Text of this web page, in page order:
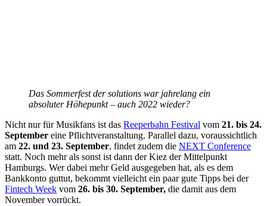
Das Sommerfest der solutions war jahrelang ein
absoluter Höhepunkt – auch 2022 wieder?
Nicht nur für Musikfans ist das Reeperbahn Festival vom 21. bis 24.
September eine Pflichtveranstaltung. Parallel dazu, voraussichtlich
am 22. und 23. September, findet zudem die NEXT Conference
statt. Noch mehr als sonst ist dann der Kiez der Mittelpunkt
Hamburgs. Wer dabei mehr Geld ausgegeben hat, als es dem
Bankkonto guttut, bekommt vielleicht ein paar gute Tipps bei der
Fintech Week vom 26. bis 30. September, die damit aus dem
November vorrückt.